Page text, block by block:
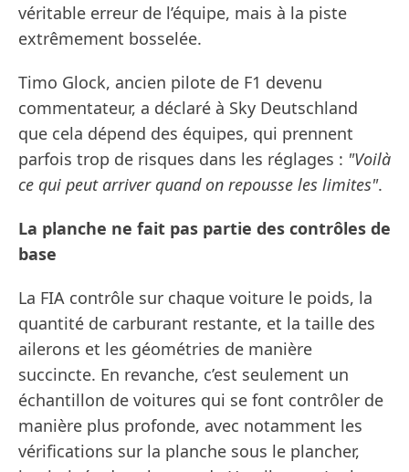
véritable erreur de l’équipe, mais à la piste
extrêmement bosselée.
Timo Glock, ancien pilote de F1 devenu
commentateur, a déclaré à Sky Deutschland
que cela dépend des équipes, qui prennent
parfois trop de risques dans les réglages : "Voilà
ce qui peut arriver quand on repousse les limites".
La planche ne fait pas partie des contrôles de
base
La FIA contrôle sur chaque voiture le poids, la
quantité de carburant restante, et la taille des
ailerons et les géométries de manière
succincte. En revanche, c’est seulement un
échantillon de voitures qui se font contrôler de
manière plus profonde, avec notamment les
vérifications sur la planche sous le plancher,